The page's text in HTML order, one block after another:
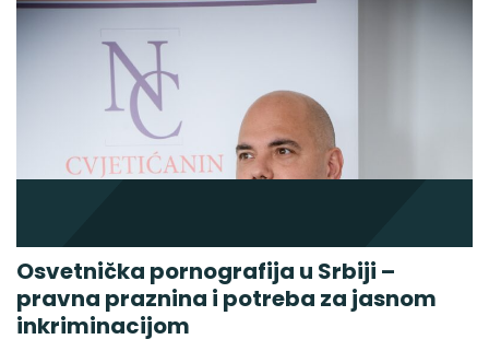
Osvetnička pornografija u Srbiji –
pravna praznina i potreba za jasnom
inkriminacijom